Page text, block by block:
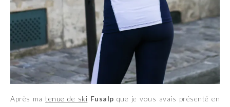
Après matenue de ski Fusalp que je vous avais présenté en